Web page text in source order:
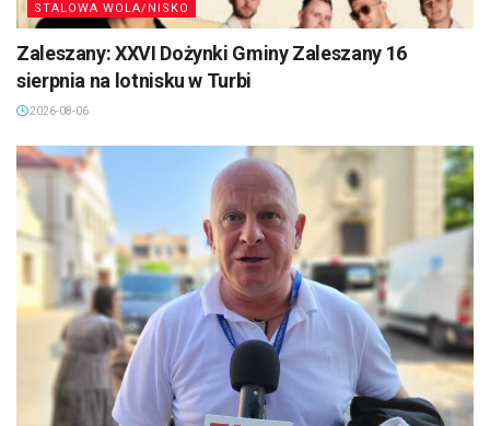
STALOWA WOLA/NISKO
Zaleszany: XXVI Dożynki Gminy Zaleszany 16
sierpnia na lotnisku w Turbi
2026-08-06